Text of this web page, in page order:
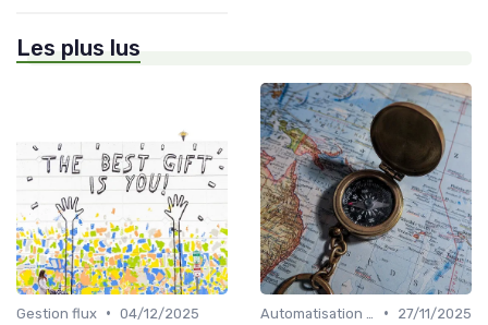
Les plus lus
Gestion flux • 04/12/2025
•
27/11/2025